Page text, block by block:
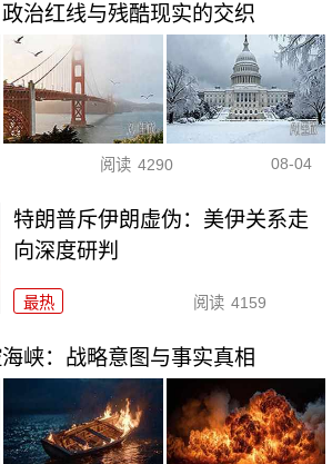
治红线与残酷现实的交织
阅读 4290 08-04
特朗普斥伊朗虚伪：美伊关系走
向深度研判
最热 阅读 4159
峡：战略意图与事实真相